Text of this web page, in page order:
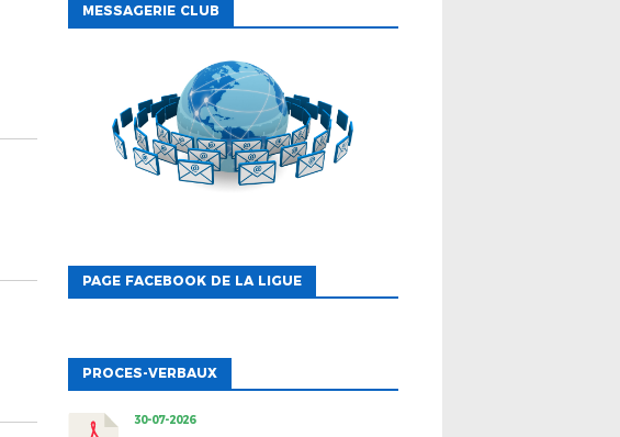
MESSAGERIE CLUB
PAGE FACEBOOK DE LA LIGUE
PROCES-VERBAUX
30-07-2026